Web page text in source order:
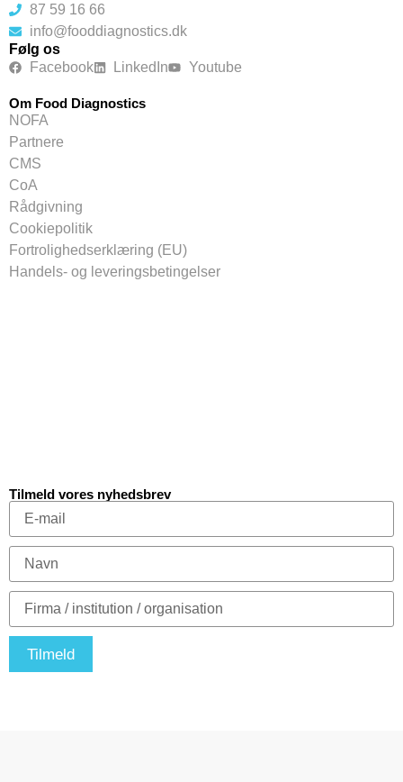
87 59 16 66
info@fooddiagnostics.dk
Følg os
Facebook
LinkedIn Youtube
Om Food Diagnostics
NOFA
Partnere
CMS
CoA
Rådgivning
Cookiepolitik
Fortrolighedserklæring (EU)
Handels- og leveringsbetingelser
Tilmeld vores nyhedsbrev
Tilmeld